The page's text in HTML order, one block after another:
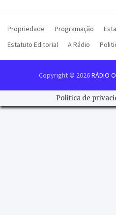
Propriedade Programação
Estatuto Editorial
A Rádio
Copyright © 2026RÁDIO
Politica de